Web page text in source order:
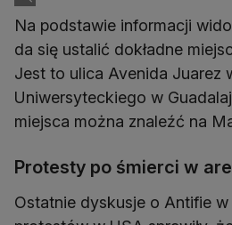
Na podstawie informacji
da się ustalić dokładne
Jest to ulica Avenida Juarez
Uniwersyteckiego w
miejsca można znaleźć na
Protesty po śmierci w
Ostatnie dyskusje o Antifie